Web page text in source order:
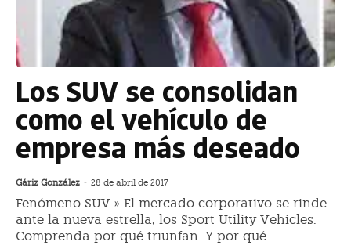
Los SUV se consolidan
como el vehículo de
empresa más deseado
Gáriz González - 28 de abril de 2017
Fenómeno SUV » El mercado corporativo se rinde
ante la nueva estrella, los Sport Utility Vehicles.
Comprenda por qué triunfan. Y por qué...